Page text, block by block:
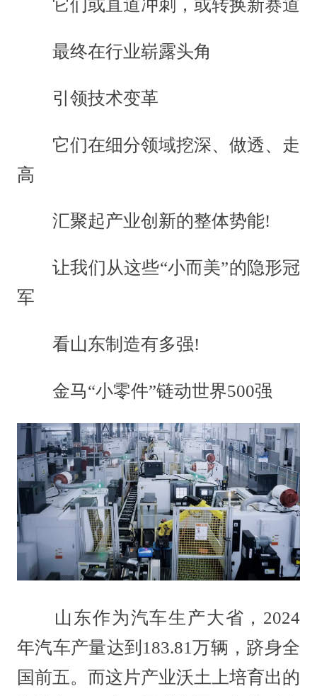
它们或直道冲刺，或转换新赛道
最终在行业崭露头角
引领技术变革
它们在细分领域挖深、做透、走
高
汇聚起产业创新的整体势能!
让我们从这些“小而美”的隐形冠
军
看山东制造有多强!
金马“小零件”链动世界500强
山东作为汽车生产大省，2024
年汽车产量达到183.81万辆，跻身全
国前五。而这片产业沃土上培育出的